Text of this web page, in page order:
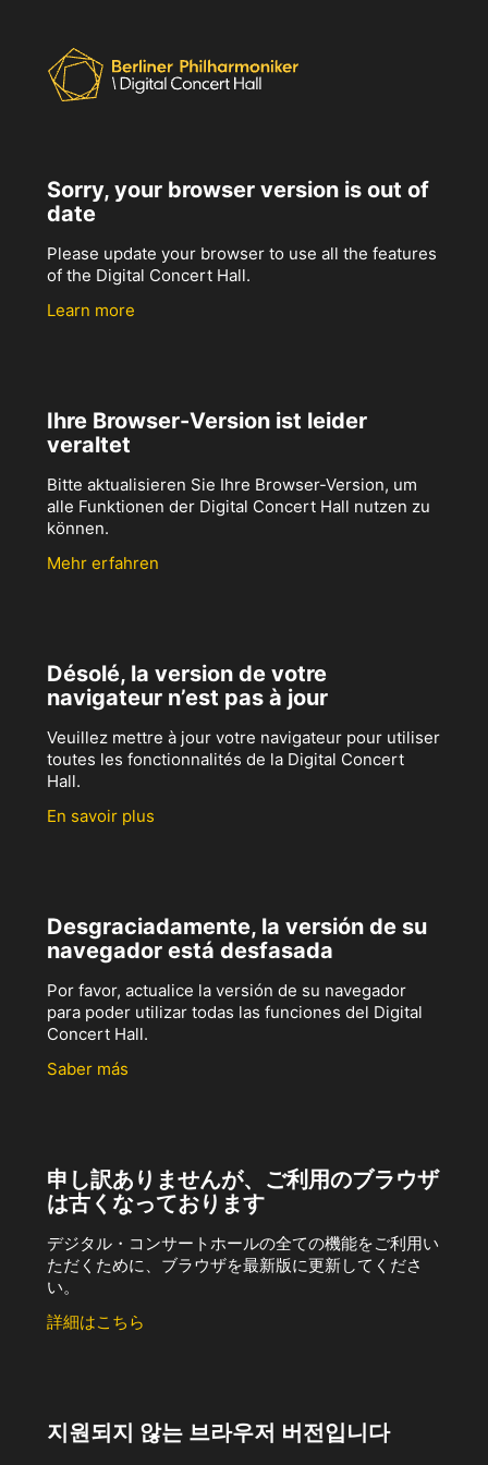
Sorry, your browser version is out of
date
Please update your browser to use all the features
of the Digital Concert Hall.
Learn more
Ihre Browser-Version ist leider
veraltet
Bitte aktualisieren Sie Ihre Browser-Version, um
alle Funktionen der Digital Concert Hall nutzen zu
können.
Mehr erfahren
Désolé, la version de votre
navigateur n’est pas à jour
Veuillez mettre à jour votre navigateur pour utiliser
toutes les fonctionnalités de la Digital Concert
Hall.
En savoir plus
Desgraciadamente, la versión de su
navegador está desfasada
Por favor, actualice la versión de su navegador
para poder utilizar todas las funciones del Digital
Concert Hall.
Saber más
申し訳ありませんが、ご利用のブラウザ
は古くなっております
デジタル・コンサートホールの全ての機能をご利用い
ただくために、ブラウザを最新版に更新してくださ
い。
詳細はこちら
지원되지 않는 브라우저 버전입니다